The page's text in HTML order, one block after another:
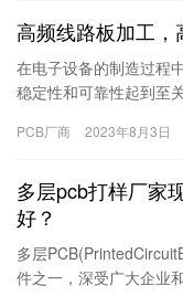
高频线路板加工，
在电子设备的制造过程
稳定性和可靠性起到至
呢？下…
PCB厂商 2023年8月3日
多层pcb打样厂家
好？
多层
件之一，深受广大企业